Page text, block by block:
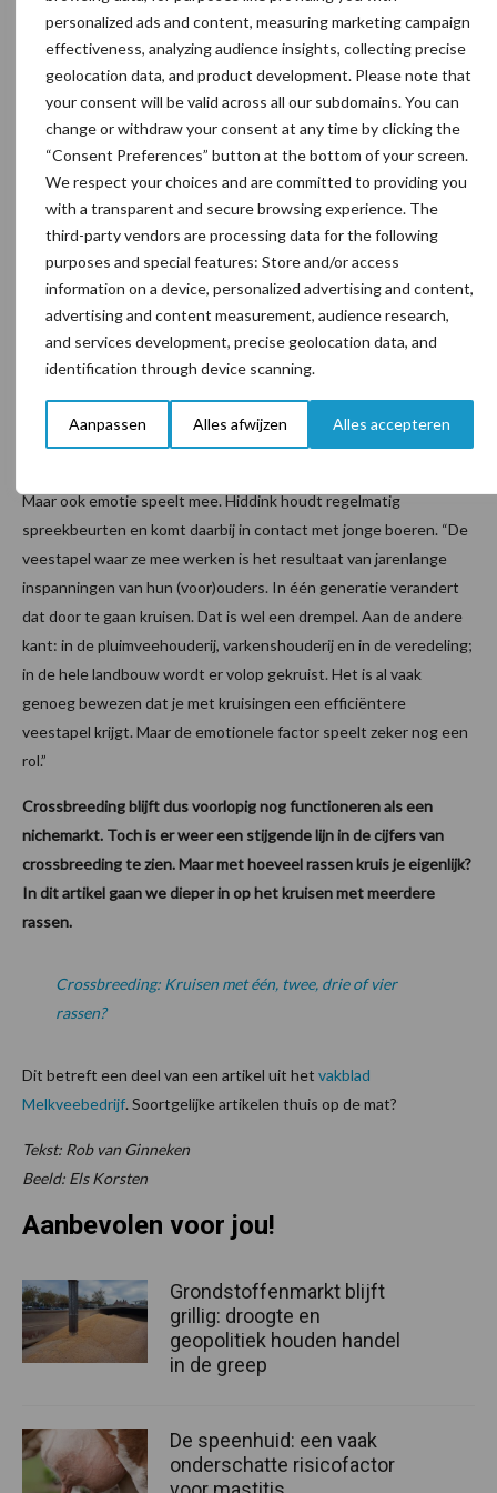
personalized ads and content, measuring marketing campaign
effectiveness, analyzing audience insights, collecting precise
geolocation data, and product development. Please note that
your consent will be valid across all our subdomains. You can
change or withdraw your consent at any time by clicking the
“Consent Preferences” button at the bottom of your screen.
We respect your choices and are committed to providing you
with a transparent and secure browsing experience. The
third-party vendors are processing data for the following
purposes and special features: Store and/or access
information on a device, personalized advertising and content,
advertising and content measurement, audience research,
and services development, precise geolocation data, and
identification through device scanning.
Aanpassen Alles afwijzen Alles accepteren
Vlaanderen. Maar ontwikkelingsperspectief is er zeker, betuigen
Kerkhof en Hiddink. Hiddink overtuigend: “Over 10 jaar gebruikt
een kwart van de veehouders andere rassen.”
Kringloopambities
Er zijn echter een paar factoren die meewegen in de keuzes om
met kruisen te beginnen. Kerkhof verwijst bijvoorbeeld naar de
kringloopambities van het Nederlandse ministerie van Landbouw.
“Daar ontstaat een hernieuwde aandacht voor een ander type
koe. Dat kun je teruggaan naar rassen met een kleine
veestapel die gebruik maakt van de progressie die de individuele
Emotionele factor
Maar ook emotie speelt mee. Hiddink houdt regelmatig
spreekbeurten en komt daarbij in contact met jonge boeren. “De
veestapel waar ze mee werken is het resultaat van jarenlange
inspanningen van hun (voor)ouders. In één generatie verandert
dat door te gaan kruisen. Dat is wel een drempel. Aan de andere
kant: in de pluimveehouderij, varkenshouderij en in de veredeling;
in de hele landbouw wordt er volop gekruist. Het is al vaak
genoeg bewezen dat je met kruisingen een efficiëntere
veestapel krijgt. Maar de emotionele factor speelt zeker nog een
rol.”
Crossbreeding blijft dus voorlopig nog functioneren als een
nichemarkt. Toch is er weer een stijgende lijn in de cijfers van
crossbreeding te zien. Maar met hoeveel rassen kruis je eigenlijk?
In dit artikel gaan we dieper in op het kruisen met meerdere
rassen.
Crossbreeding: Kruisen met één, twee, drie of vier
rassen?
Dit betreft een deel van een artikel uit het vakblad
Melkveebedrijf. Soortgelijke artikelen thuis op de mat?
Tekst: Rob van Ginneken
Beeld: Els Korsten
Aanbevolen voor jou!
Grondstoffenmarkt blijft
grillig: droogte en
geopolitiek houden handel
in de greep
De speenhuid: een vaak
onderschatte risicofactor